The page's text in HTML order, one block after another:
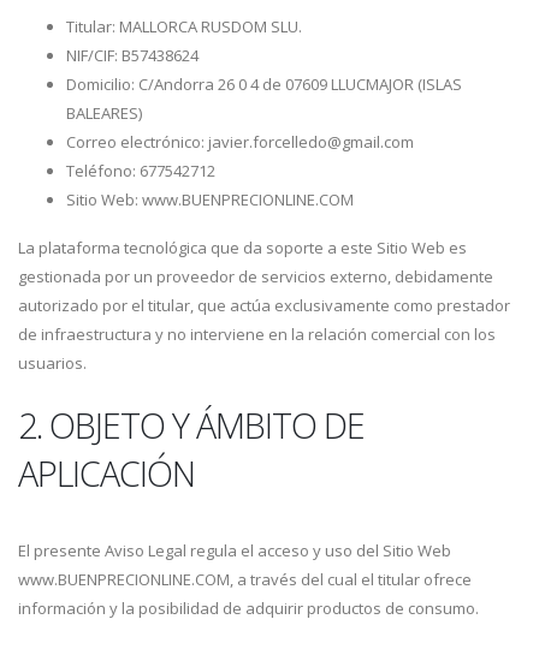
Titular: MALLORCA RUSDOM SLU.
NIF/CIF: B57438624
Domicilio: C/Andorra 26 0 4 de 07609 LLUCMAJOR (ISLAS
BALEARES)
Correo electrónico: javier.forcelledo@gmail.com
Teléfono: 677542712
Sitio Web: www.BUENPRECIONLINE.COM
La plataforma tecnológica que da soporte a este Sitio Web es
gestionada por un proveedor de servicios externo, debidamente
autorizado por el titular, que actúa exclusivamente como prestador
de infraestructura y no interviene en la relación comercial con los
usuarios.
2. OBJETO Y ÁMBITO DE
APLICACIÓN
El presente Aviso Legal regula el acceso y uso del Sitio Web
www.BUENPRECIONLINE.COM, a través del cual el titular ofrece
información y la posibilidad de adquirir productos de consumo.